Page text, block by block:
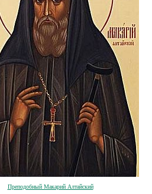
Преподобный Макарий Алтайский